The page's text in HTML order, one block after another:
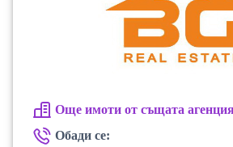
Още имоти от същата
Обади се: